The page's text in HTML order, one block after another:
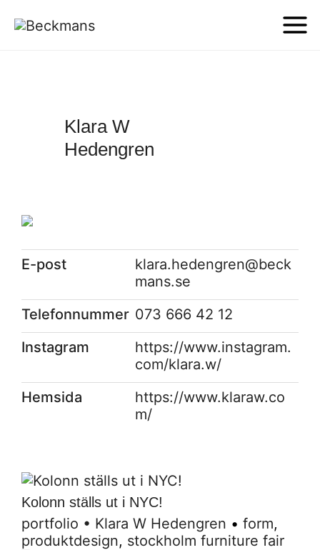
Klara W
Hedengren
E-post
klara.hedengren@beck
mans.se
Telefonnummer 073 666 42 12
Instagram
https://www.instagram.
com/klara.w/
Hemsida
https://www.klaraw.co
m/
Kolonn ställs ut i NYC!
portfolio • Klara W Hedengren • form,
produktdesign, stockholm furniture fair